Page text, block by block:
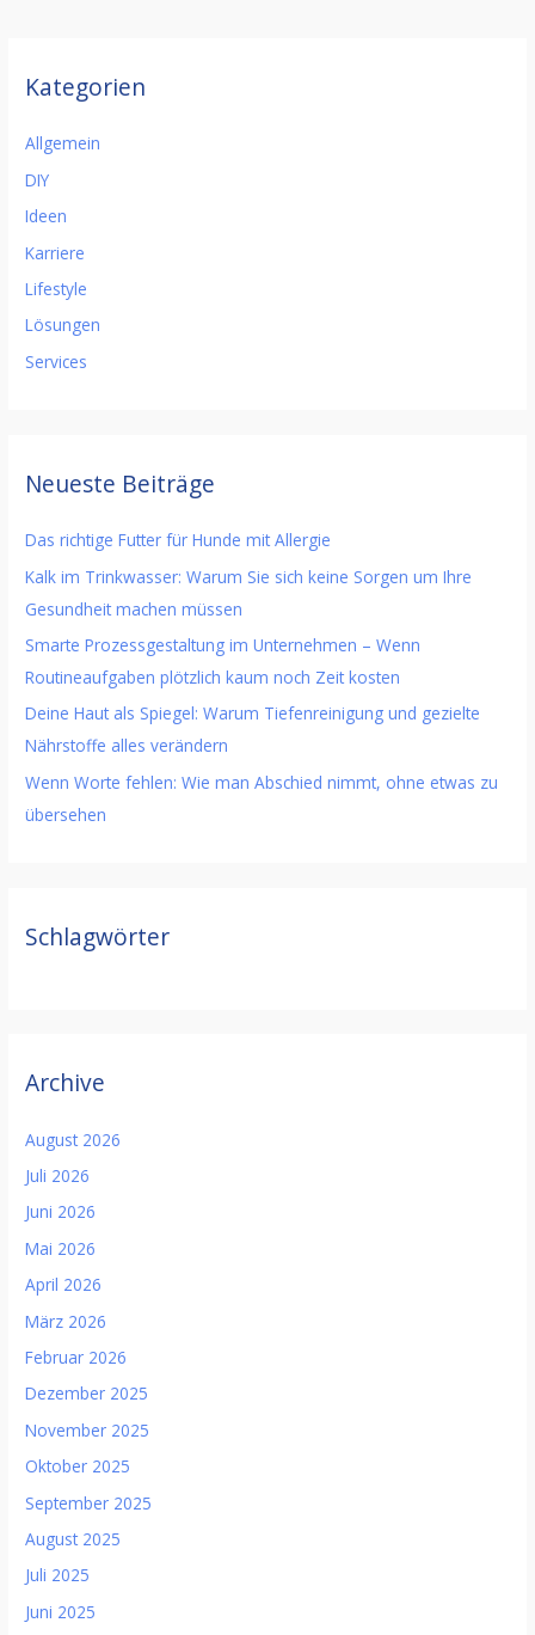
Kategorien
Allgemein
DIY
Ideen
Karriere
Lifestyle
Lösungen
Services
Neueste Beiträge
Das richtige Futter für Hunde mit Allergie
Kalk im Trinkwasser: Warum Sie sich keine Sorgen um Ihre
Gesundheit machen müssen
Smarte Prozessgestaltung im Unternehmen – Wenn
Routineaufgaben plötzlich kaum noch Zeit kosten
Deine Haut als Spiegel: Warum Tiefenreinigung und gezielte
Nährstoffe alles verändern
Wenn Worte fehlen: Wie man Abschied nimmt, ohne etwas zu
übersehen
Schlagwörter
Archive
August 2026
Juli 2026
Juni 2026
Mai 2026
April 2026
März 2026
Februar 2026
Dezember 2025
November 2025
Oktober 2025
September 2025
August 2025
Juli 2025
Juni 2025